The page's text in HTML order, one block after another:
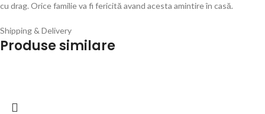
cu drag. Orice familie va fi fericită avand acesta amintire în casă.
Shipping & Delivery
Produse similare